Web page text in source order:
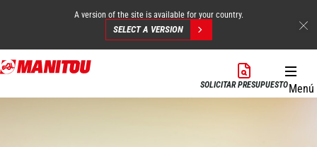
Pasar
al
A version of the site is available for your country.
SELECT A VERSION
SOLICITAR PRESUPUESTOMenú